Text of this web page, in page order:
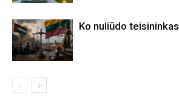
Ko nuliūdo teisininkas